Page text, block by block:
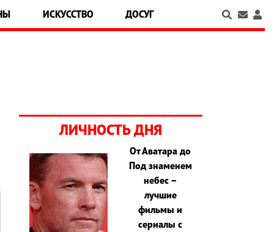
ИСКУССТВО ДОСУГ
ЛИЧНОСТЬ ДНЯ
От Аватара до
Под знаменем
небес –
лучшие
фильмы и
сериалы с